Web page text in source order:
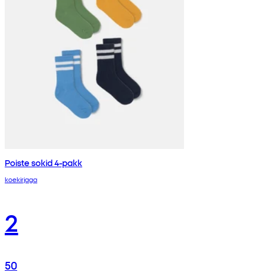
Poiste sokid 4-pakk
koekirjaga
2
50